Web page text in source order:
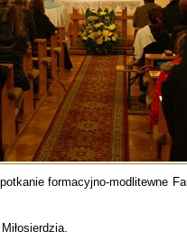
formacyjno-modlitewne